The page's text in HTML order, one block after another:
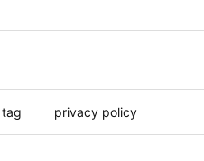
tag privacy policy